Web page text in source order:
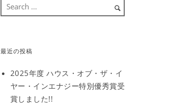
最近の投稿
2025年度 ハウス・オブ・ザ・イ
ヤー・インエナジー特別優秀賞受
賞しました!!